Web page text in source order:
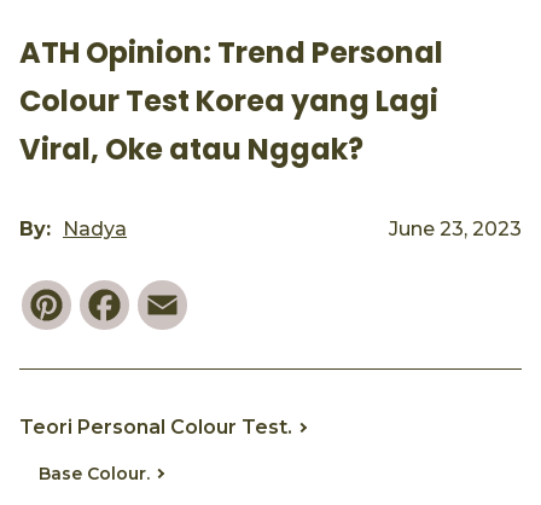
ATH Opinion: Trend Personal
Colour Test Korea yang Lagi
Viral, Oke atau Nggak?
By: Nadya June 23, 2023
PinterestFacebook
Teori Personal Colour Test.
Base Colour.